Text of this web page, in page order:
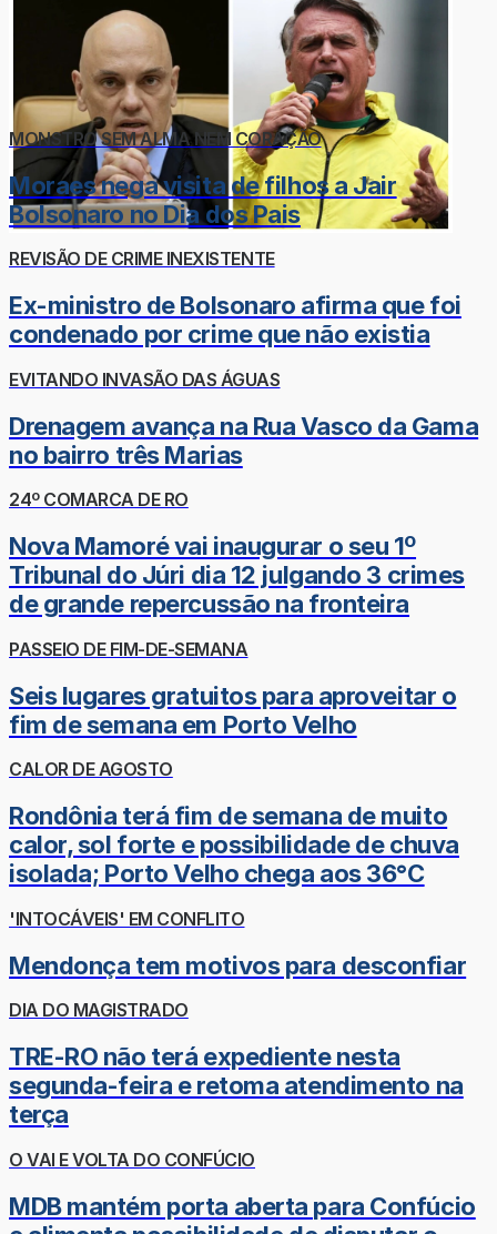
MONSTRO SEM ALMA NEM CORAÇÃO
Moraes nega visita de filhos a Jair
Bolsonaro no Dia dos Pais
REVISÃO DE CRIME INEXISTENTE
Ex-ministro de Bolsonaro afirma que foi
condenado por crime que não existia
EVITANDO INVASÃO DAS ÁGUAS
Drenagem avança na Rua Vasco da Gama
no bairro três Marias
24º COMARCA DE RO
Nova Mamoré vai inaugurar o seu 1º
Tribunal do Júri dia 12 julgando 3 crimes
de grande repercussão na fronteira
PASSEIO DE FIM-DE-SEMANA
Seis lugares gratuitos para aproveitar o
fim de semana em Porto Velho
CALOR DE AGOSTO
Rondônia terá fim de semana de muito
calor, sol forte e possibilidade de chuva
isolada; Porto Velho chega aos 36°C
'INTOCÁVEIS' EM CONFLITO
Mendonça tem motivos para desconfiar
DIA DO MAGISTRADO
TRE-RO não terá expediente nesta
segunda-feira e retoma atendimento na
terça
O VAI E VOLTA DO CONFÚCIO
MDB mantém porta aberta para Confúcio